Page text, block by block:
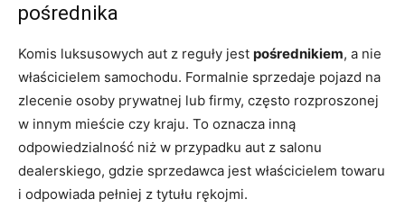
pośrednika
Komis luksusowych aut z reguły jest pośrednikiem, a nie
właścicielem samochodu. Formalnie sprzedaje pojazd na
zlecenie osoby prywatnej lub firmy, często rozproszonej
w innym mieście czy kraju. To oznacza inną
odpowiedzialność niż w przypadku aut z salonu
dealerskiego, gdzie sprzedawca jest właścicielem towaru
i odpowiada pełniej z tytułu rękojmi.